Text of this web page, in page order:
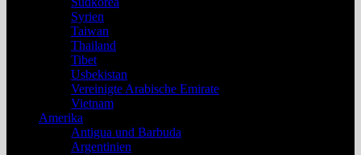
Syrien
Taiwan
Thailand
Tibet
Usbekistan
Vereinigte Arabische Emirate
Vietnam
Amerika
Antigua und Barbuda
Argentinien